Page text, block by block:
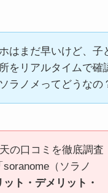
はまだ早いけど、子
をリアルタイムで確
ラノメってどうなの
の口コミを徹底調査
soranome（ソラノ
ット・デメリット・